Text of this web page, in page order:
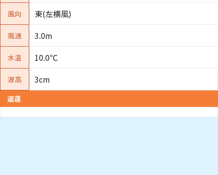
風向 東(左横風)
風速 3.0m
水温 10.0℃
波高 3cm
返還